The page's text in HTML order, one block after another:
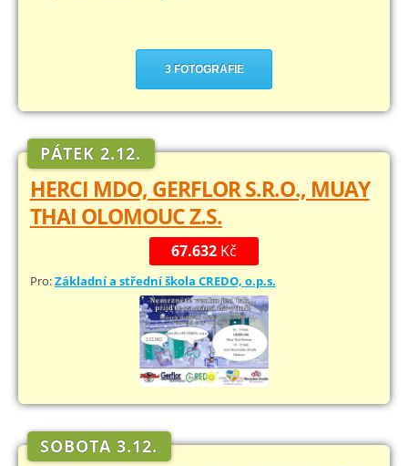
3 FOTOGRAFIE
PÁTEK 2.12.
HERCI MDO, GERFLOR S.R.O., MUAY
THAI OLOMOUC Z.S.
67.632 Kč
Pro:Základní a střední škola CREDO, o.p.s.
SOBOTA 3.12.